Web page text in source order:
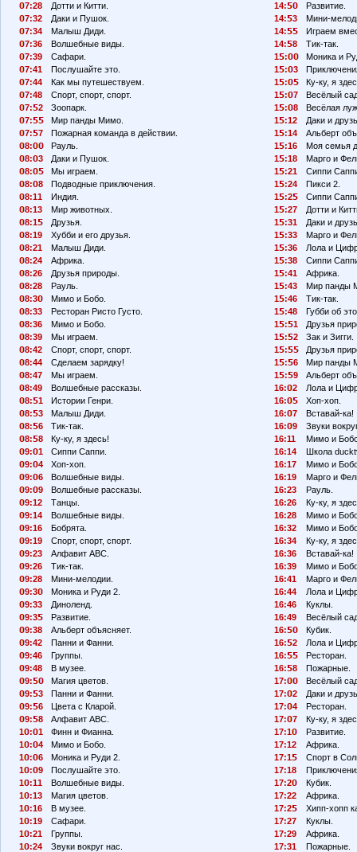
7:28
Дотти и Китти.
7:32
Даки и Пушок.
7:34
Малыш Диди.
7:36
Волшебные виды.
7:39
Сафари.
7:41
Послушайте это.
7:44
Как мы путешествуем.
7:48
Спорт, спорт, спорт.
7:
2
Зоопарк.
7:
Мир панды Мимо.
7:
7
Пожарная команда в действии.
8:
Рауль.
8:
3
Даки и Пушок.
8:
Мы играем.
8:
8
Подводные приключения.
8:11
Индия.
8:13
Мир животных.
8:1
Друзья.
8:19
Хубби и его друзья.
8:21
Малыш Диди.
8:24
Африка.
8:26
Друзья природы.
8:28
Рауль.
8:3
Мимо и Бобо.
8:33
Ресторан Ристо Густо.
8:36
Мимо и Бобо.
8:39
Мы играем.
8:42
Спорт, спорт, спорт.
8:44
Сделаем зарядку!
8:47
Мы играем.
8:49
Волшебные рассказы.
8:
1
Истории Генри.
8:
3
Малыш Диди.
8:
6
Тик-так.
8:
8
Ку-ку, я здесь!
9:
1
Сиппи Саппи.
9:
4
Хоп-хоп.
9:
6
Волшебные виды.
9:
9
Волшебные рассказы.
9:12
Танцы.
9:14
Волшебные виды.
9:16
Бобрята.
9:19
Спорт, спорт, спорт.
9:23
Алфавит АВС.
9:26
Тик-так.
9:28
Мини-мелодии.
9:3
Моника и Руди 2.
9:33
Диноленд.
9:3
Развитие.
9:38
Альберт объясняет.
9:42
Панни и Фанни.
9:46
Группы.
9:48
В музее.
9:
Магия цветов.
9:
3
Панни и Фанни.
9:
6
Цвета с Кларой.
9:
8
Алфавит АВС.
1
: 1
Финн и Фианна.
1
: 4
Мимо и Бобо.
1
: 6
Моника и Руди 2.
1
: 9
Послушайте это.
1
:11
Волшебные виды.
1
:13
Магия цветов.
1
:16
В музее.
1
:19
Сафари.
1
:21
Группы.
1
:24
Звуки вокруг нас.
14:
Развитие.
14:
3
Мини-
14:
Играем
14:
8
Тик-так.
1
:
Моника и
1
: 3
1
:
Ку-ку, я
1
: 7
Весёлый
1
: 8
Весёлая
1
:12
Даки и
1
:14
Альберт
1
:16
Моя семья
1
:18
Марго и
1
:21
Сиппи
1
:24
Пикси 2.
1
:2
Сиппи
1
:27
Дотти и
1
:31
Даки и
1
:33
Марго и
1
:36
Лола и
1
:38
Сиппи
1
:41
Африка.
1
:43
Мир панды
1
:46
Тик-так.
1
:48
Губби об
1
: 1
Друзья
1
: 2
Зак и Зигги.
1
:
Друзья
1
: 6
Мир панды
1
: 9
Альберт
16:
2
Лола и
16:
Хоп-хоп.
16:
7
Вставай-ка!
16:
9
Звуки
16:11
Мимо и
16:14
Школа
16:17
Мимо и
16:19
Марго и
16:23
Рауль.
16:26
Ку-ку, я
16:28
Мимо и
16:32
Мимо и
16:34
Ку-ку, я
16:36
Вставай-ка!
16:39
Мимо и
16:41
Марго и
16:44
Лола и
16:46
Куклы.
16:49
Весёлый
16:
Кубик.
16:
2
Лола и
16:
Ресторан.
16:
8
Пожарные.
17:
Весёлый
17:
2
Даки и
17:
4
Ресторан.
17:
7
Ку-ку, я
17:1
Развитие.
17:12
Африка.
17:1
Спорт в
17:18
17:2
Кубик.
17:22
Африка.
17:2
Хипп-хопп
17:27
Куклы.
17:29
Африка.
17:31
Пожарные.